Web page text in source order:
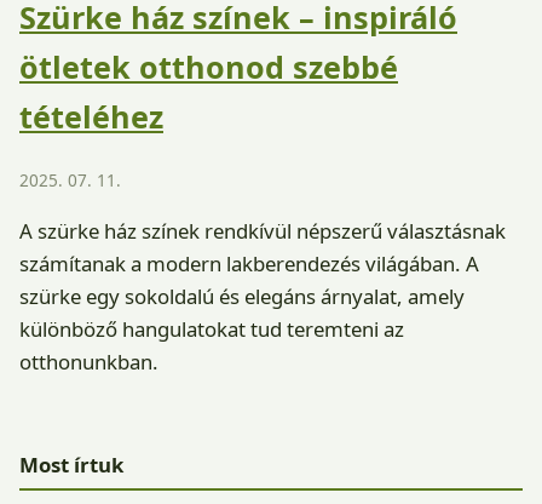
Szürke ház színek – inspiráló
ötletek otthonod szebbé
tételéhez
2025. 07. 11.
A szürke ház színek rendkívül népszerű választásnak
számítanak a modern lakberendezés világában. A
szürke egy sokoldalú és elegáns árnyalat, amely
különböző hangulatokat tud teremteni az
otthonunkban.
Most írtuk